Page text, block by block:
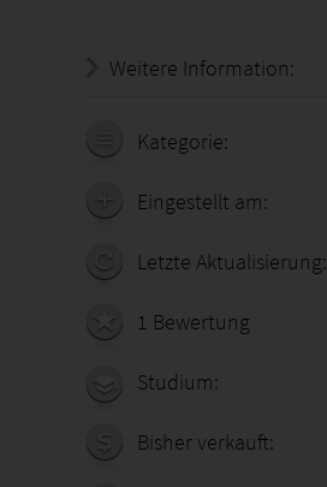
Weitere Information:
Kategorie:
Eingestellt am:
Letzte Aktualisierung:
1 Bewertung
Studium:
Bisher verkauft: